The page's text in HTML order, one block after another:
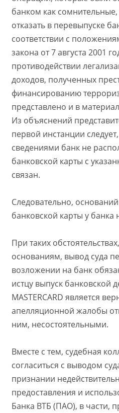
банком как
отказать в перевыпуске
соответствии с
закона от 7 августа 2001
противодействии
доходов, полученных
финансированию
представлено и в
Из объяснений
первой инстанции
сведениями банк не
банковской карты с
связан.
Следовательно,
банковской карты у банка
При таких
основаниям, вывод суда
возложении на банк
истцу выпуск банковской
MASTERCARD является
апелляционной жалобы
ним, несостоятельными.
Вместе с тем, судебная
согласиться с выводом
признании
предоставления и
Банка ВТБ (ПАО), в части,